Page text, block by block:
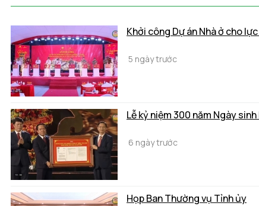
Khởi công Dự án Nhà ở cho
5 ngày trước
Lễ kỷ niệm 300 năm Ngày
6 ngày trước
Họp Ban Thường vụ Tỉnh ủy